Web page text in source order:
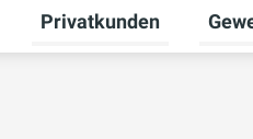
Privatkunden